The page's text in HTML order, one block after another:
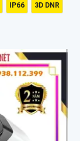
IP66 3D DNR